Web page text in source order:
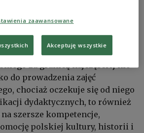
Dean Drobot
do prowadzenia zajęć
chociaż oczekuje się od niego
dydaktycznych, to również
szersze kompetencje,
polskiej kultury, historii i
zaawansowane
Akceptuję wszystkie